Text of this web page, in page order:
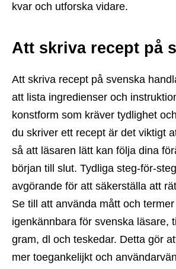
kvar och utforska vidare.
Att skriva recept på
Att skriva recept på svenska
att lista ingredienser och
konstform som kräver tydlighet
du skriver ett recept är det viktigt
så att läsaren lätt kan följa dina
början till slut. Tydliga steg-för-
avgörande för att säkerställa att
Se till att använda mått och
igenkännbara för svenska läsare,
gram, dl och teskedar. Detta gör
mer toegankelijkt och